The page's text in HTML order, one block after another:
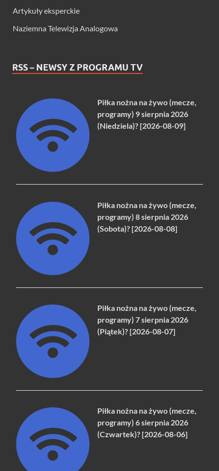
Artykuły eksperckie
Naziemna Telewizja Analogowa
RSS – NEWSY Z PROGRAMU TV
Piłka nożna na żywo (mecze,
programy) 9 sierpnia 2026
(Niedziela)? [2026-08-09]
Piłka nożna na żywo (mecze,
programy) 8 sierpnia 2026
(Sobota)? [2026-08-08]
Piłka nożna na żywo (mecze,
programy) 7 sierpnia 2026
(Piątek)? [2026-08-07]
Piłka nożna na żywo (mecze,
programy) 6 sierpnia 2026
(Czwartek)? [2026-08-06]